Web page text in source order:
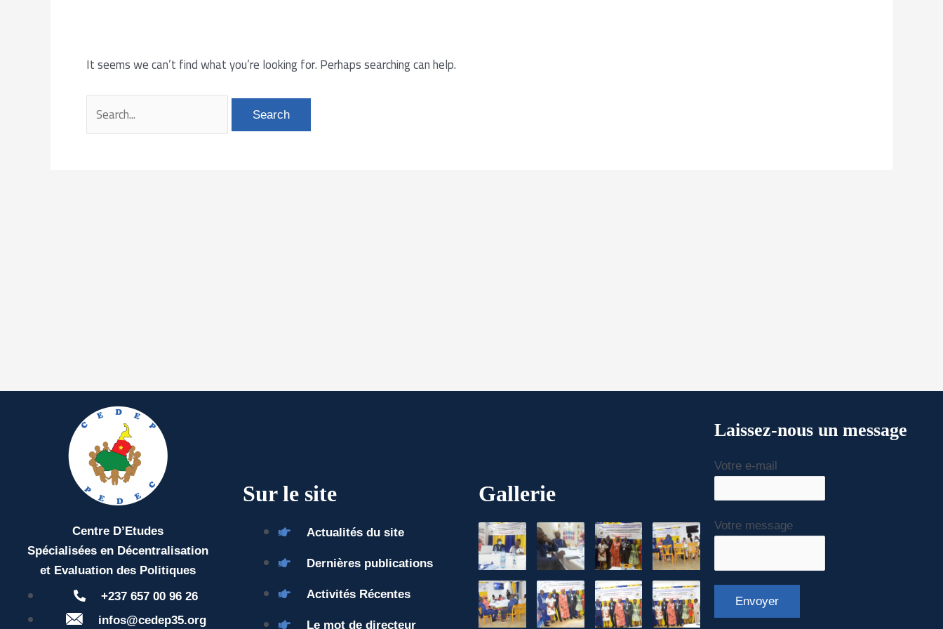
It seems we can’t find what you’re looking for. Perhaps searching can help.
Centre D’Etudes
Spécialisées en Décentralisation
et Evaluation des Politiques
+237 657 00 96 26
infos@cedep35.org
Sur le site
Actualités du site
Dernières publications
Activités Récentes
Le mot de directeur
Gallerie
Laissez-nous un message
Votre e-mail
Votre message